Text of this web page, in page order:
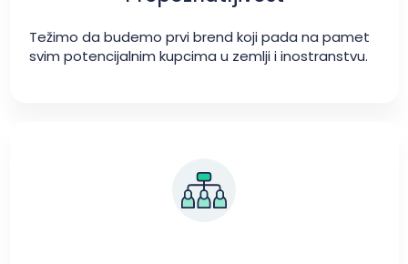
Težimo da budemo prvi brend koji pada na pamet
svim potencijalnim kupcima u zemlji i inostranstvu.